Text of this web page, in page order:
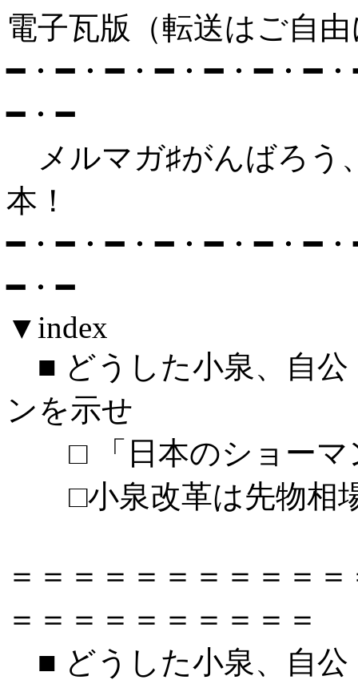
電子瓦版（転送はご自
━・━・━・━・━・━・━
━・━
メルマガ♯がんばろう
本！ ・14（
━・━・━・━・━・━・━
━・━
▼index
■ どうした小泉、自公
ンを示せ
□ 「日本のショーマ
□小泉改革は先物相
＝＝＝＝＝＝＝＝＝＝
＝＝＝＝＝＝＝＝＝＝
■ どうした小泉、自公